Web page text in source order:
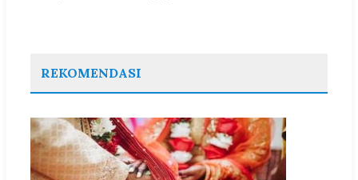
REKOMENDASI